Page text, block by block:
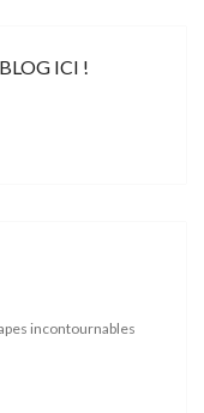
ICI !
incontournables